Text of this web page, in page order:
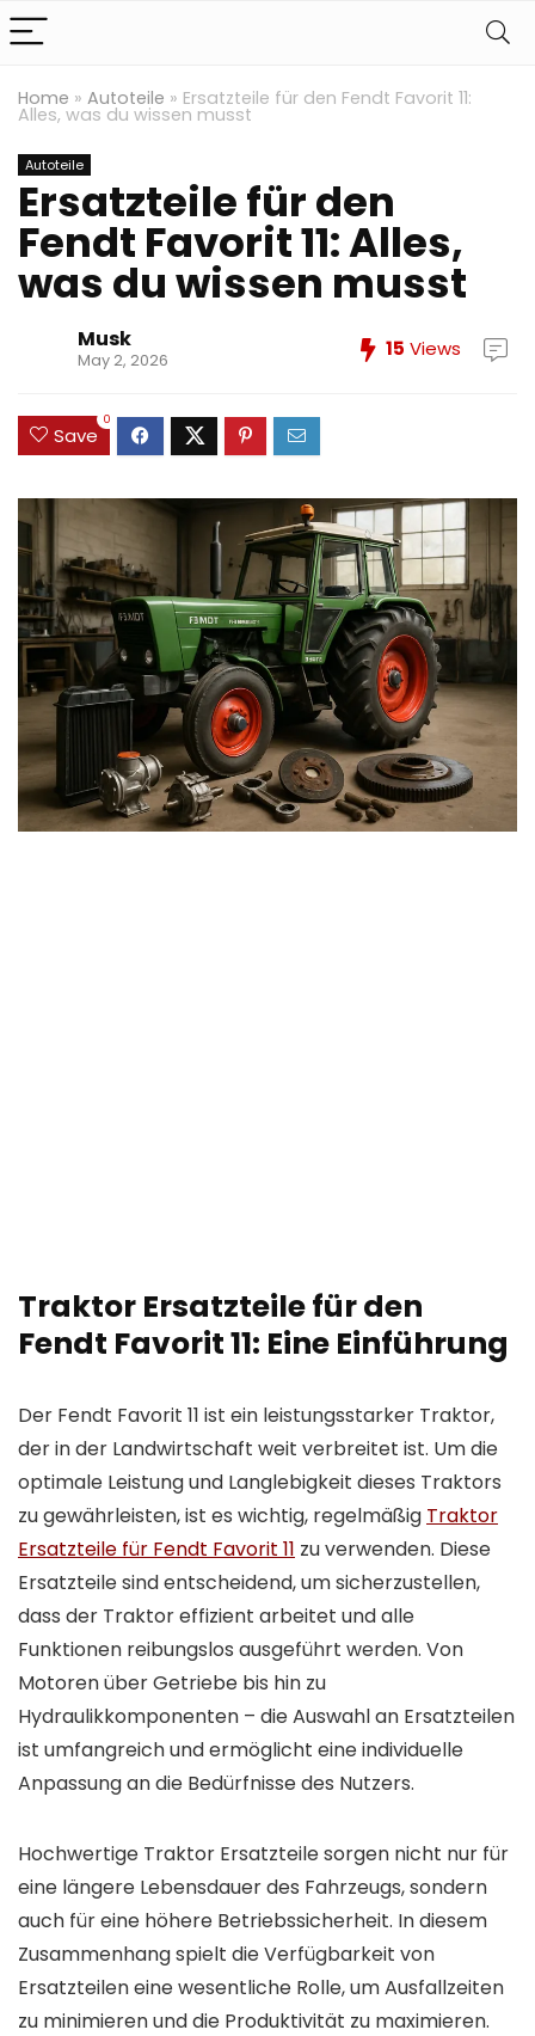
Home » Autoteile » Ersatzteile für den Fendt Favorit 11:
Alles, was du wissen musst
Autoteile
Ersatzteile für den
Fendt Favorit 11: Alles,
was du wissen musst
Musk
May 2, 2026 15 Views
Save
0
Traktor Ersatzteile für den
Fendt Favorit 11: Eine Einführung
Der Fendt Favorit 11 ist ein leistungsstarker Traktor,
der in der Landwirtschaft weit verbreitet ist. Um die
optimale Leistung und Langlebigkeit dieses Traktors
zu gewährleisten, ist es wichtig, regelmäßig Traktor
Ersatzteile für Fendt Favorit 11 zu verwenden. Diese
Ersatzteile sind entscheidend, um sicherzustellen,
dass der Traktor effizient arbeitet und alle
Funktionen reibungslos ausgeführt werden. Von
Motoren über Getriebe bis hin zu
Hydraulikkomponenten – die Auswahl an Ersatzteilen
ist umfangreich und ermöglicht eine individuelle
Anpassung an die Bedürfnisse des Nutzers.
Hochwertige Traktor Ersatzteile sorgen nicht nur für
eine längere Lebensdauer des Fahrzeugs, sondern
auch für eine höhere Betriebssicherheit. In diesem
Zusammenhang spielt die Verfügbarkeit von
Ersatzteilen eine wesentliche Rolle, um Ausfallzeiten
zu minimieren und die Produktivität zu maximieren.